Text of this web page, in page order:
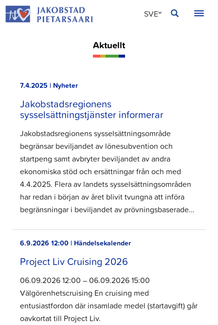
Hoppa
till
SVE
Aktuellt
7.4.2025 | Nyheter
Jakobstadsregionens
sysselsättningstjänster informerar
Jakobstadsregionens sysselsättningsområde
begränsar beviljandet av lönesubvention och
startpeng samt avbryter beviljandet av andra
ekonomiska stöd och ersättningar från och med
4.4.2025. Flera av landets sysselsättningsområden
har redan i början av året blivit tvungna att införa
begränsningar i beviljandet av prövningsbaserade…
6.9.2026 12:00 | Händelsekalender
Project Liv Cruising 2026
06.09.2026 12:00 – 06.09.2026 15:00
Välgörenhetscruising En cruising med
entusiastfordon där insamlade medel (startavgift) går
oavkortat till Project Liv.